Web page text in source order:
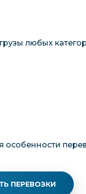
любых
ПЕРЕВОЗКИ